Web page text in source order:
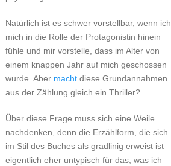
Natürlich ist es schwer vorstellbar, wenn ich
mich in die Rolle der Protagonistin hinein
fühle und mir vorstelle, dass im Alter von
einem knappen Jahr auf mich geschossen
wurde. Aber machtdiese Grundannahmen
aus der Zählung gleich ein Thriller?
Über diese Frage muss sich eine Weile
nachdenken, denn die Erzählform, die sich
im Stil des Buches als gradlinig erweist ist
eigentlich eher untypisch für das, was ich